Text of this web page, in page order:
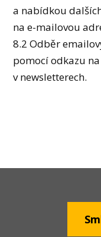
a nabídkou
na e-mailovou
8.2 Odběr
pomocí odkazu
v newsletterech.